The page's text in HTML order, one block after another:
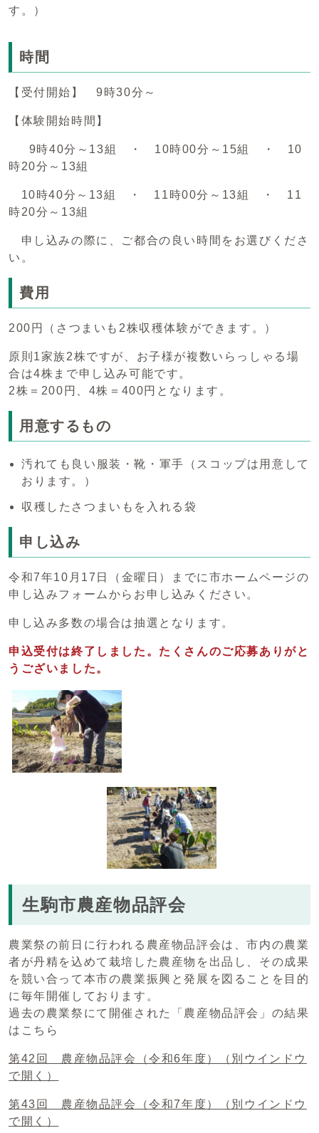
す。）
時間
【受付開始】 9時30分～
【体験開始時間】
9時40分～13組 ・ 10時00分～15組 ・ 10
時20分～13組
10時40分～13組 ・ 11時00分～13組 ・ 11
時20分～13組
申し込みの際に、ご都合の良い時間をお選びくださ
い。
費用
200円（さつまいも2株収穫体験ができます。）
原則1家族2株ですが、お子様が複数いらっしゃる場
合は4株まで申し込み可能です。
2株＝200円、4株＝400円となります。
用意するもの
汚れても良い服装・靴・軍手（スコップは用意して
おります。）
収穫したさつまいもを入れる袋
申し込み
令和7年10月17日（金曜日）までに市ホームページの
申し込みフォームからお申し込みください。
申し込み多数の場合は抽選となります。
申込受付は終了しました。たくさんのご応募ありがと
うございました。
生駒市農産物品評会
農業祭の前日に行われる農産物品評会は、市内の農業
者が丹精を込めて栽培した農産物を出品し、その成果
を競い合って本市の農業振興と発展を図ることを目的
に毎年開催しております。
過去の農業祭にて開催された「農産物品評会」の結果
はこちら
第42回 農産物品評会（令和6年度）
（別ウインドウ
で開く）
第43回 農産物品評会（令和7年度）
（別ウインドウ
で開く）